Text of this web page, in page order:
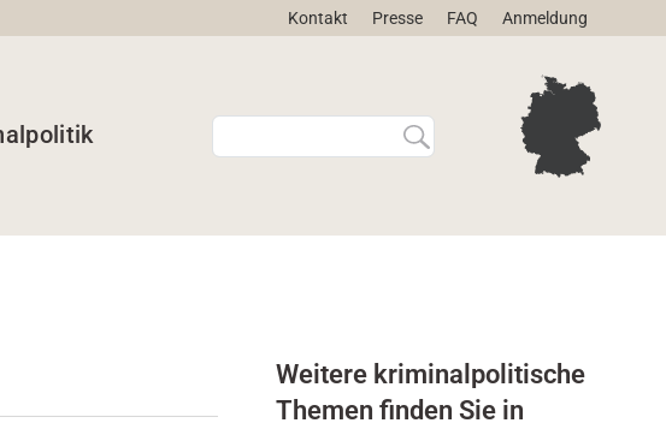
Kontakt Presse FAQ Anmeldung
W
e
E
r
Weitere kriminalpolitische
Themen finden Sie in